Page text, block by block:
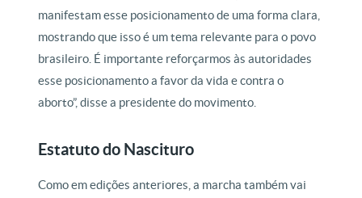
manifestam esse posicionamento de uma forma clara,
mostrando que isso é um tema relevante para o povo
brasileiro. É importante reforçarmos às autoridades
esse posicionamento a favor da vida e contra o
aborto”, disse a presidente do movimento.
Estatuto do Nascituro
Como em edições anteriores, a marcha também vai